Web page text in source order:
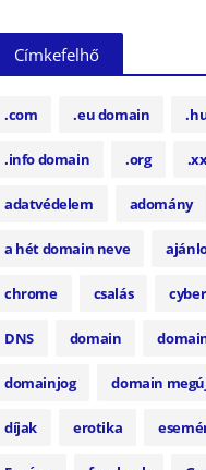
Címkefelhő
.com .eu domain
.info domain .org
adatvédelem adomány
a hét domain neve
chrome csalás
DNS domain
domainjog domain
díjak erotika